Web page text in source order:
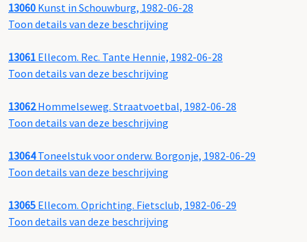
13060 Kunst in Schouwburg, 1982-06-28
Toon details van deze beschrijving
13061 Ellecom. Rec. Tante Hennie, 1982-06-28
Toon details van deze beschrijving
13062Hommelseweg. Straatvoetbal, 1982-06-28
Toon details van deze beschrijving
13064Toneelstuk voor onderw. Borgonje, 1982-06-29
Toon details van deze beschrijving
13065 Ellecom. Oprichting. Fietsclub, 1982-06-29
Toon details van deze beschrijving